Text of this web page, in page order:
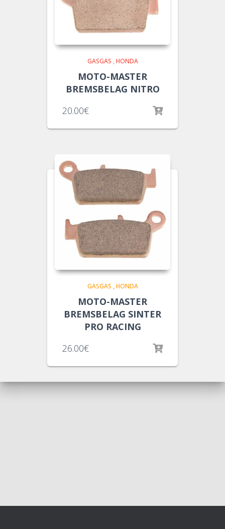
GASGAS , HONDA
MOTO-MASTER
BREMSBELAG NITRO
20.00€
GASGAS , HONDA
MOTO-MASTER
BREMSBELAG SINTER
PRO RACING
26.00€